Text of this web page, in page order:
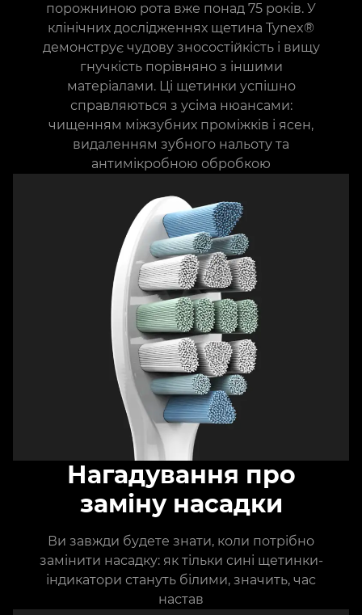
порожниною рота вже понад 75 років. У
клінічних дослідженнях щетина Tynex®
демонструє чудову зносостійкість і вищу
гнучкість порівняно з іншими
матеріалами. Ці щетинки успішно
справляються з усіма нюансами:
чищенням міжзубних проміжків і ясен,
видаленням зубного нальоту та
антимікробною обробкою
Нагадування про
заміну насадки
Ви завжди будете знати, коли потрібно
замінити насадку: як тільки сині щетинки-
індикатори стануть білими, значить, час
настав